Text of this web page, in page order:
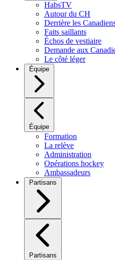
HabsTV
Autour du CH
Derrière les
Faits saillants
Échos de vestiaire
Demande aux
Le côté léger
Équipe
Équipe
Formation
La relève
Administration
Opérations hockey
Ambassadeurs
Partisans
Partisans